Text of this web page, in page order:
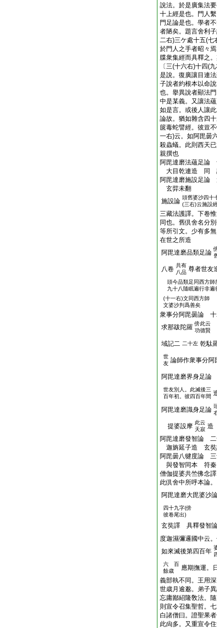
說法。於是廣集法
十上經是也。門人
門足論是也。學者
者陋矣。題言舍利
二右)三ケ處十五(七
於門人之手者昭々
牒衆集經而具釋之
〔三(十六右)十四(
是說。復廣讓目連
子說者約根本以命
也。擧異說者顯法
中是某義。又讓法
如是言。或後人讓
論故。猶如雜含四
篋毒蛇譬經。彼豈
一右)云。如阿毘曇
殺蟲蟻。此則西天
親撰也
阿毘達磨法蘊足論
大目乾連造
阿毘達磨施設足論
玄弉未翻
施設論 頭舊婆沙四十
(三右)云施設
三藏法護譯。下卷
同也。舊倶舍名分
等所引文。少有多
在世之所造
阿毘達磨品類足論
八卷 共有
八品 尊者世
頭今品類足同西方師
九十八隨眠遍行非
(十一右)文同西方師
文婆沙判爲善矣
衆事分阿毘曇論
求那跋陀羅 傍此云
功德賢
域記二 二十左 乾駄
世
友 論師作衆事分阿
阿毘達磨界身足
世友別人。此滅後三
百年初。彼四百年間
阿毘達磨識身足論
提婆設摩 此云
天寂
阿毘達磨發智論
迦旃延子造 玄
阿毘曇八犍度論
與發智同本 符
僧伽提婆共竺佛念
此倶舍中所呼本論
阿毘達磨大毘婆沙
四十九字(傍
彼卷尾出)
玄奘譯 具釋發智
度迦濕彌邏國中云
如來滅後第四百年
六 百
餘歳
應期撫運。
義部執不同。王用
世歳月逾邈。弟子
忘庸鄙紹隆敎法。
則宣令召集聖哲。
白諸僧曰。證聖果
此尙多。又重宣令